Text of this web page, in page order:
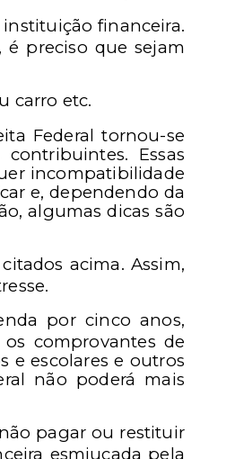
financeira.
é preciso que sejam
carro etc.
Federal tornou-se
Essas
incompatibilidade
e, dependendo da
algumas dicas são
acima. Assim,
por cinco anos,
comprovantes de
e escolares e outros
não poderá mais
pagar ou restituir
esmiuçada pela